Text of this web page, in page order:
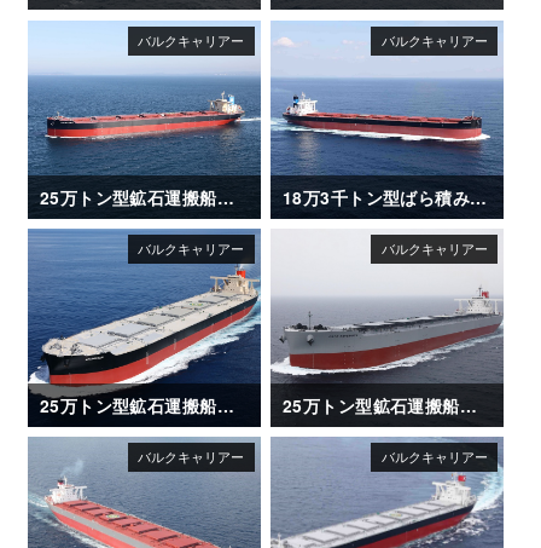
25万トン型鉱石運搬船「NSU BRILLIANCE」 18万3千トン型ばら積み運搬船「NIGHTSKY」
25万トン型鉱石運搬船「AKAGISAN」 25万トン型鉱石運搬船「CAPE ESPERANZA」